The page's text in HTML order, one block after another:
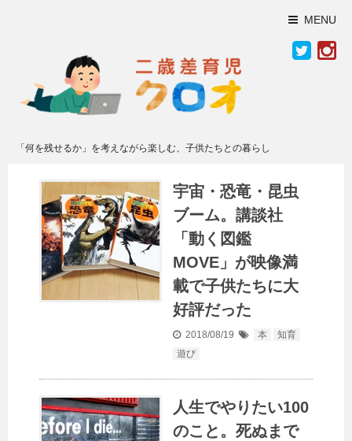
MENU
「何を残せるか」を考えながら楽しむ、子供たちとの暮らし
宇宙・恐竜・昆虫
ブーム。講談社
「動く図鑑
MOVE」が映像満
載で子供たちに大
好評だった
2018/08/19 本
知育
遊び
人生でやりたい100
のこと。死ぬまで